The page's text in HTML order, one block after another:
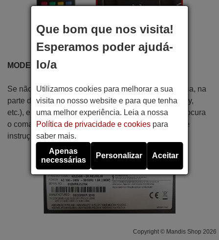
MODELO
Se não sabe a referência do seu comando à distância, na
parte de trás ou inferior do aparelho (TV, TDT, Blu-ray,
etc.), encontrará o número do modelo para o qual procura
o comando. Também pode encontrá-lo no manual de
instruções.
Copyright © Mandis Shop 2026
Que bom que nos visita!
Esperamos poder ajudá-
lo/a
Utilizamos cookies para melhorar a sua
visita no nosso website e para que tenha
uma melhor experiência. Leia a nossa
Política de privacidade e cookiespara
saber mais.
Apenas
necessárias
Personalizar Aceitar